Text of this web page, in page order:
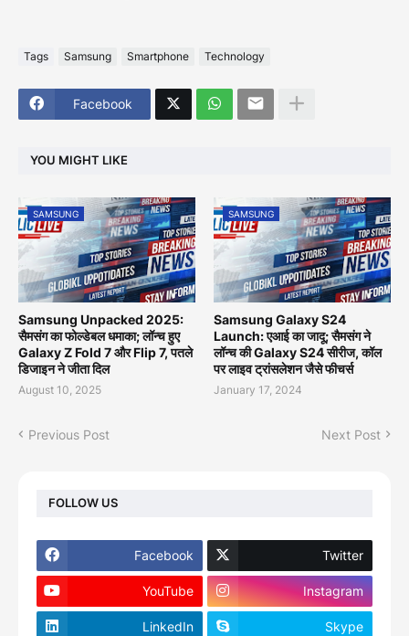
Tags Samsung Smartphone Technology
Facebook
YOU MIGHT LIKE
SAMSUNG
Samsung Unpacked 2025:
सैमसंग का फोल्डेबल धमाका; लॉन्च हुए
Galaxy Z Fold 7 और Flip 7, पतले
डिजाइन ने जीता दिल
August 10, 2025
SAMSUNG
Samsung Galaxy S24
Launch: एआई का जादू; सैमसंग ने
लॉन्च की Galaxy S24 सीरीज, कॉल
पर लाइव ट्रांसलेशन जैसे फीचर्स
January 17, 2024
Previous Post Next Post
FOLLOW US
Facebook Twitter
YouTube Instagram
LinkedIn Skype